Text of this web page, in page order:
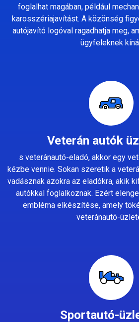
foglalhat magában, például
karosszériajavítást. A közönség
autójavító logóval ragadhatja meg,
ügyfeleknek
Veterán autók
s veteránautó-eladó, akkor egy
kézbe vennie. Sokan szeretik a
vadásznak azokra az eladókra, akik
autókkal foglalkoznak. Ezért
embléma elkészítése, amely
veteránautó-
Sportautó-